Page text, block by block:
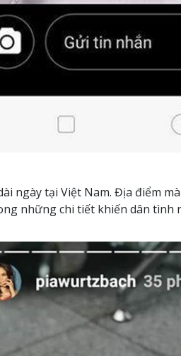
ngày tại Việt Nam. Địa điểm
những chi tiết khiến dân